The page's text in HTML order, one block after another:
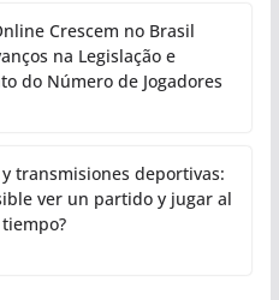
Crescem no Brasil
na Legislação e
do Número de Jogadores
transmisiones deportivas:
ver un partido y jugar al